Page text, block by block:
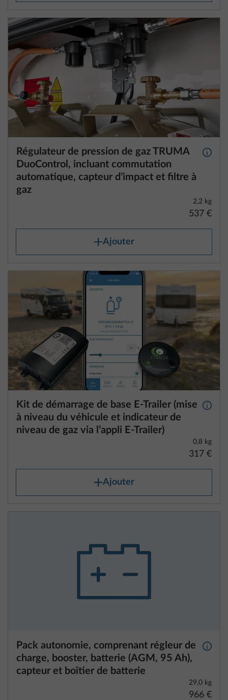
Régulateur de pression de gaz TRUMA
DuoControl, incluant commutation
automatique, capteur d’impact et filtre à
gaz
Plus
2,2 kg
537 €
Ajouter
Kit de démarrage de base E-Trailer (mise
à niveau du véhicule et indicateur de
niveau de gaz via l’appli E-Trailer)
Plus
0,8 kg
317 €
Ajouter
Pack autonomie, comprenant régleur de
charge, booster, batterie (AGM, 95 Ah),
capteur et boîtier de batterie
Plus
29,0 kg
966 €